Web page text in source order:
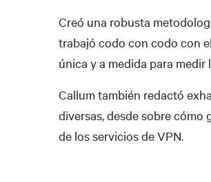
Creó una robusta
trabajó codo con codo con
única y a medida para medir
Callum también redactó
diversas, desde sobre
de los servicios de VPN.